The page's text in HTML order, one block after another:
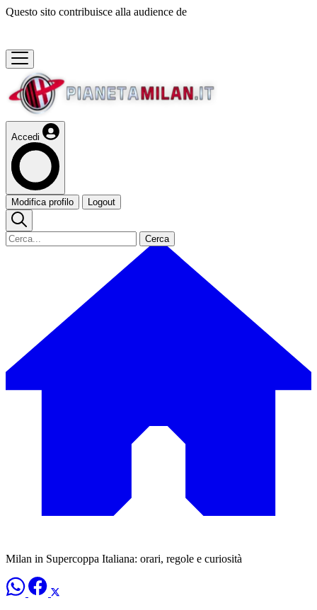
Questo sito contribuisce alla audience de
Accedi
Modifica profilo Logout
Cerca
Milan in Supercoppa Italiana: orari, regole e curiosità